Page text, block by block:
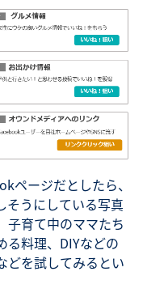
ページだとしたら、
そうにしている写真
子育て中のママたち
る料理、DIYなどの
どを試してみるとい